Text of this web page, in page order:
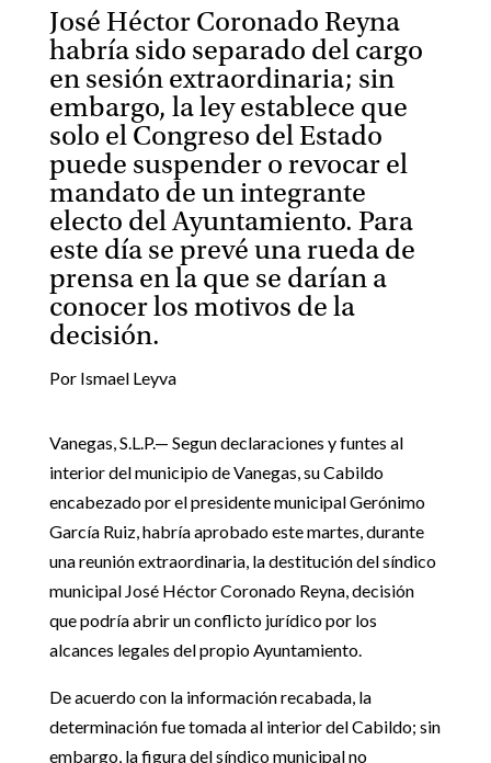
José Héctor Coronado Reyna
habría sido separado del cargo
en sesión extraordinaria; sin
embargo, la ley establece que
solo el Congreso del Estado
puede suspender o revocar el
mandato de un integrante
electo del Ayuntamiento. Para
este día se prevé una rueda de
prensa en la que se darían a
conocer los motivos de la
decisión.
Por Ismael Leyva
Vanegas, S.L.P.— Segun declaraciones y funtes al
interior del municipio de Vanegas, su Cabildo
encabezado por el presidente municipal Gerónimo
García Ruiz, habría aprobado este martes, durante
una reunión extraordinaria, la destitución del síndico
municipal José Héctor Coronado Reyna, decisión
que podría abrir un conflicto jurídico por los
alcances legales del propio Ayuntamiento.
De acuerdo con la información recabada, la
determinación fue tomada al interior del Cabildo; sin
embargo, la figura del síndico municipal no